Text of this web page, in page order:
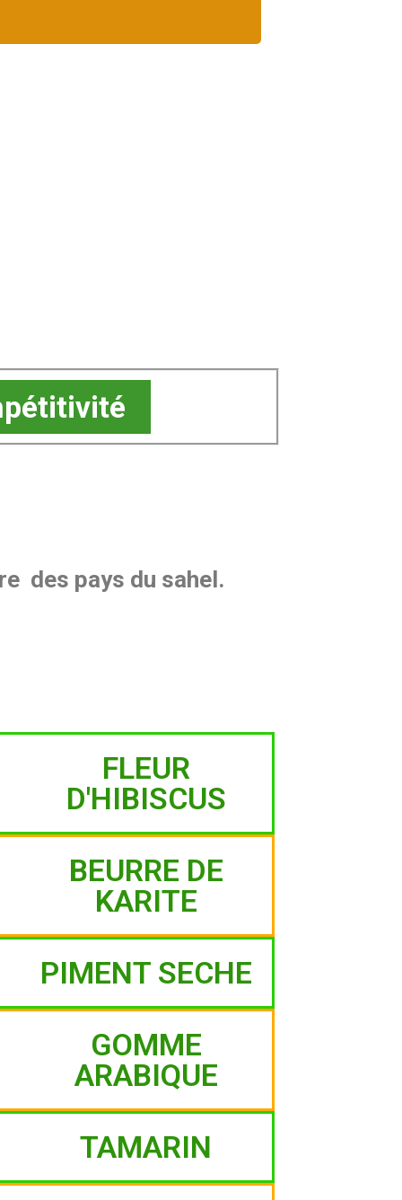
des pays du sahel.
FLEUR
D'HIBISCUS
BEURRE DE
KARITE
PIMENT SECHE
GOMME
ARABIQUE
TAMARIN